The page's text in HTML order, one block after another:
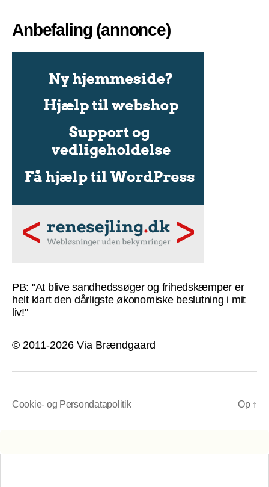
Anbefaling (annonce)
PB: "At blive sandhedssøger og frihedskæmper er
helt klart den dårligste økonomiske beslutning i mit
liv!"
© 2011-2026 Via Brændgaard
Cookie- og Persondatapolitik Op ↑